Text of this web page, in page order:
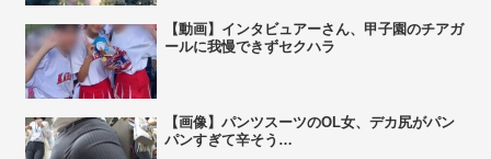
【動画】インタビュアーさん、甲子園のチアガ
ールに我慢できずセクハラ
【画像】パンツスーツのOL女、デカ尻がパン
パンすぎて辛そう…